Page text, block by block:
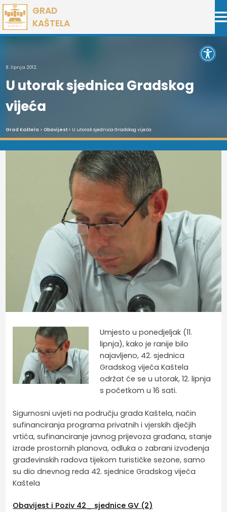
Preskoči
na
sadržaj
GRAD
KAŠTELA
8. lipnja 2012.
U utorak sjednica Gradskog
vijeća
Grad Kaštela > Obavijest> U utorak sjednica Gradskog vijeća
Umjesto u ponedjeljak (11.
lipnja), kako je ranije bilo
najavljeno, 42. sjednica
Gradskog vijeća Kaštela
održat će se u utorak, 12. lipnja
s početkom u 16 sati.
Sigurnosni uvjeti na području grada Kaštela, način
sufinanciranja programa privatnih i vjerskih dječjih
vrtića, sufinanciranje javnog prijevoza građana, stanje
izrade prostornih planova, odluka o zabrani izvođenja
građevinskih radova tijekom turističke sezone, samo
su dio dnevnog reda 42. sjednice Gradskog vijeća
Kaštela
Obavijest i Poziv 42_ sjednice GV (2)